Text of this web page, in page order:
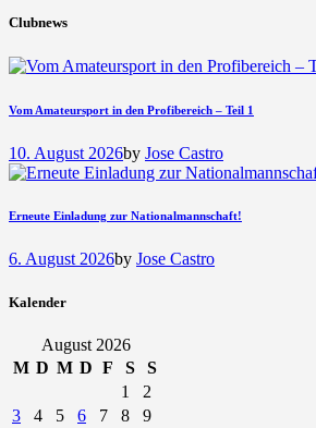
Clubnews
Vom Amateursport in den Profibereich – Teil 1
10. August 2026by Jose Castro
Erneute Einladung zur Nationalmannschaft!
6. August 2026by Jose Castro
Kalender
August 2026
M D M D F S
S
1
2
3
4 5 6 7 8 9